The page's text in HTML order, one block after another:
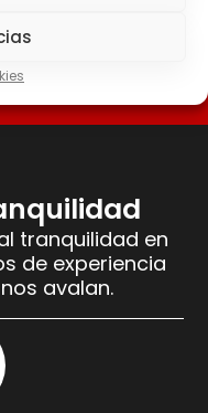
tranquilidad en
de experiencia
avalan.